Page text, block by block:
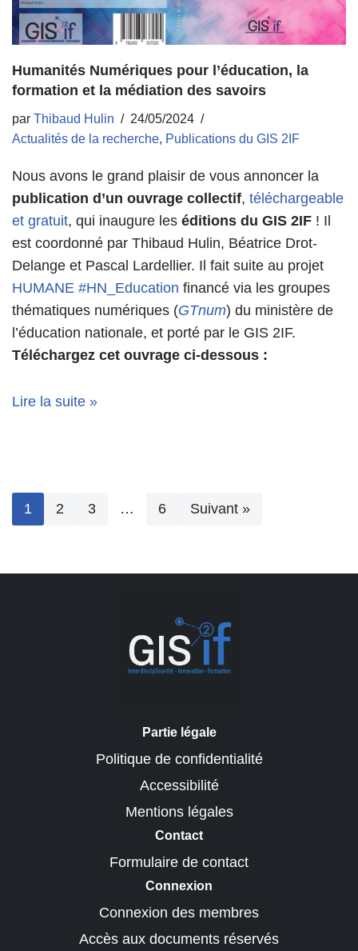
Humanités Numériques pour l’éducation, la
formation et la médiation des savoirs
par Thibaud Hulin
24/05/2024
Actualités de la recherche, Publications du GIS 2IF
Nous avons le grand plaisir de vous annoncer la
publication d’un ouvrage collectif, téléchargeable
et gratuit, qui inaugure les éditions du GIS 2IF ! Il
est coordonné par Thibaud Hulin, Béatrice Drot-
Delange et Pascal Lardellier. Il fait suite au projet
HUMANE #HN_Education financé via les groupes
thématiques numériques (GTnum) du ministère de
l’éducation nationale, et porté par le GIS 2IF.
Téléchargez cet ouvrage ci-dessous :
Lire la suite »
1 2 3 … 6 Suivant »
Partie légale
Politique de confidentialité
Accessibilité
Mentions légales
Contact
Formulaire de contact
Connexion
Connexion des membres
Accès aux documents réservés